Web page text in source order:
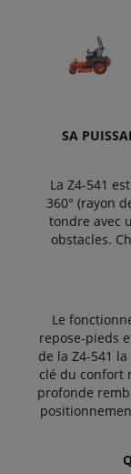
SA
La Z4-541
360° (rayon
tondre avec
obstacles.
Le
repose-pieds
de la Z4-541
clé du confort
profonde